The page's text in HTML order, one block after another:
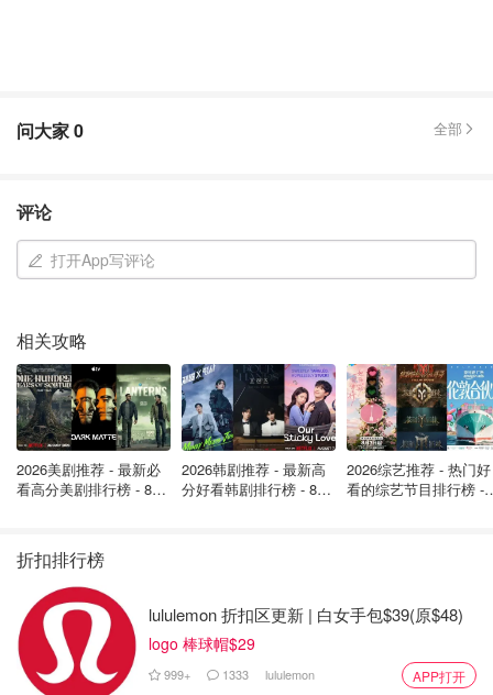
图片来自于@kimkardashian ，版权属于原作者
现在金姐是单亲妈妈带四个娃还要被前夫背刺......
问大家0 全部
评论
打开App写评论
相关攻略
2026美剧推荐 - 最新必
看高分美剧排行榜 - 8月
2026韩剧推荐 - 最新高
分好看韩剧排行榜 - 8月
2026综艺推荐 - 热门好
看的综艺节目排行榜 -
折扣排行榜
lululemon 折扣区更新 | 白女手包$39(原$48)
logo 棒球帽$29
999+ 1333 lululemon APP打开